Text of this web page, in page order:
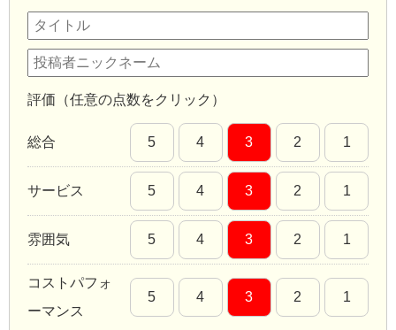
評価（任意の点数をクリック）
総合 5 4 3 2 1
サービス 5 4 3 2 1
雰囲気 5 4 3 2 1
コストパフォ
ーマンス
5 4 3 2 1